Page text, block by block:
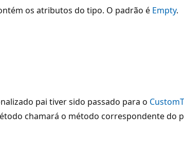
os atributos do tipo. O padrão é Empty.
pai tiver sido passado para o
chamará o método correspondente do